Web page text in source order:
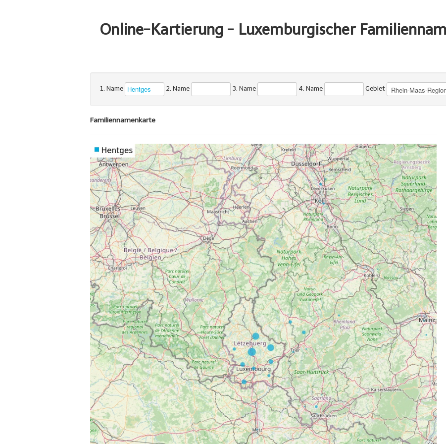
Online-Kartierung - Luxemburgischer
1. Name 2. Name 3. Name 4. Name Gebiet
Familiennamenkarte